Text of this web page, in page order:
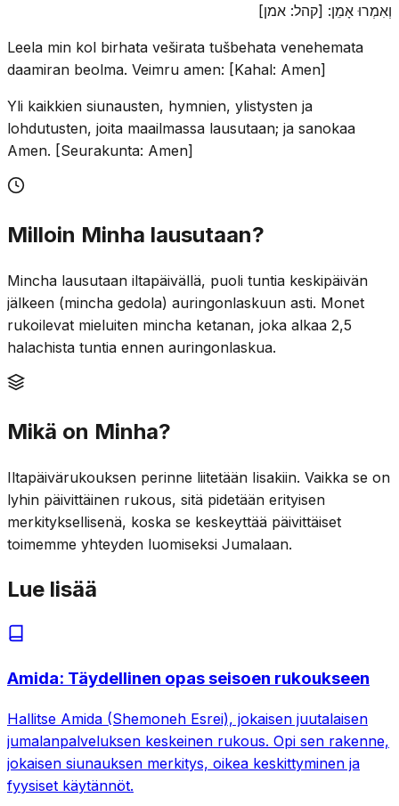
וְאִמְרוּ אָמֵן: [קהל: אמן]
Leela min kol birhata veširata tušbehata venehemata
daamiran beolma. Veimru amen: [Kahal: Amen]
Yli kaikkien siunausten, hymnien, ylistysten ja
lohdutusten, joita maailmassa lausutaan; ja sanokaa
Amen. [Seurakunta: Amen]
Milloin Minha lausutaan?
Mincha lausutaan iltapäivällä, puoli tuntia keskipäivän
jälkeen (mincha gedola) auringonlaskuun asti. Monet
rukoilevat mieluiten mincha ketanan, joka alkaa 2,5
halachista tuntia ennen auringonlaskua.
Mikä on Minha?
Iltapäivärukouksen perinne liitetään Iisakiin. Vaikka se on
lyhin päivittäinen rukous, sitä pidetään erityisen
merkityksellisenä, koska se keskeyttää päivittäiset
toimemme yhteyden luomiseksi Jumalaan.
Lue lisää
Amida: Täydellinen opas seisoen rukoukseen
Hallitse Amida (Shemoneh Esrei), jokaisen juutalaisen
jumalanpalveluksen keskeinen rukous. Opi sen rakenne,
jokaisen siunauksen merkitys, oikea keskittyminen ja
fyysiset käytännöt.